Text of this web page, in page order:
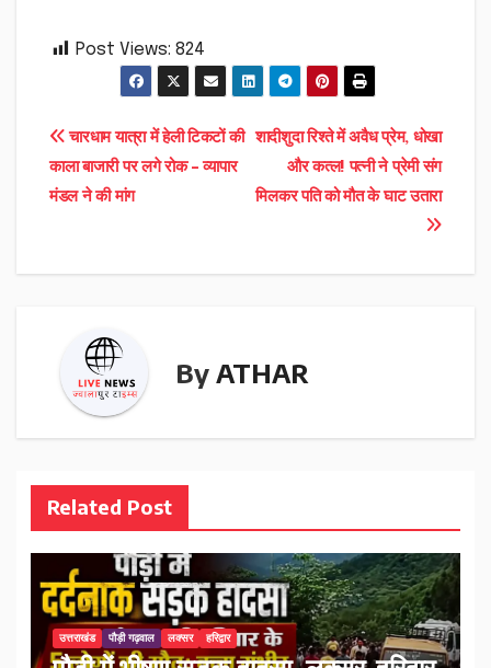
Post Views: 824
Post
navigation
शादीशुदा रिश्ते में अवैध प्रेम, धोखा
और कत्ल! पत्नी ने प्रेमी संग
मिलकर पति को मौत के घाट उतारा
चारधाम यात्रा में हेली टिकटों की
काला बाजारी पर लगे रोक – व्यापार
मंडल ने की मांग
By ATHAR
Related Post
उत्तराखंड पौड़ी गढ़वाल लक्सर हरिद्वार